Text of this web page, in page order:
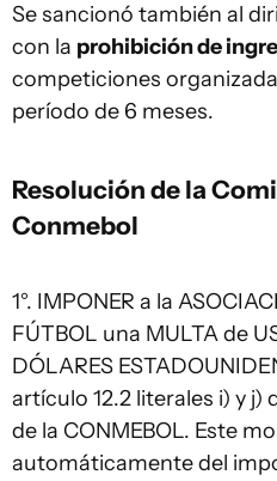
Se sancionó también al
con la prohibición de
competiciones
período de 6 meses.
Resolución de la
Conmebol
1°. IMPONER a la
FÚTBOL una MULTA de
DÓLARES
artículo 12.2 literales i) y j)
de la CONMEBOL. Este
automáticamente del